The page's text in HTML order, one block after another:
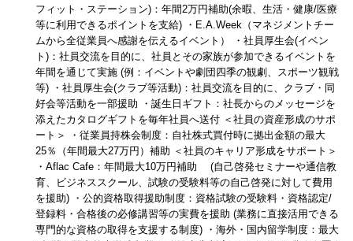
フィット・ステーション)：年間2万円補助(余暇、生活・健康/医療
等に利用できるポイントを支給) ・E.A.Week（マネジメントチー
ムから全従業員へ感謝を伝えるイベント） ・社員厚生会(イベン
ト)：社員交流を目的に、社員とその家族が参加できるイベントを
年間を通じて実施 (例：イベントや劇団四季の観劇、スポーツ観戦
等) ・社員厚生会(クラブ等活動)：社員交流を目的に、クラブ・同
好会等活動を一部援助 ・誕生日ギフト：社長からのメッセージを
添えたカタログギフトを毎年社員へ送付 ＜社員の資産形成のサポ
ート＞ ・従業員持株会制度：自社株式買付時に拠出金額の最大
25％（年間最大27万円）補助 ＜社員のキャリア形成をサポート＞
・Aflac Cafe：年間最大10万円補助 (自己啓発セミナーや通信教
育、ビジネススクール、試験の受験料等の自己啓発に対して費用
を援助) ・公的資格取得援助制度：資格試験の受験料・資格認定/
登録料・合格後の必修講習等の実費を援助 (業務に直接活用できる
専門的な資格の取得を支援する制度) ・海外・国内留学制度：最大